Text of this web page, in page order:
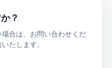
？
合は、お問い合わせくだ
たします。